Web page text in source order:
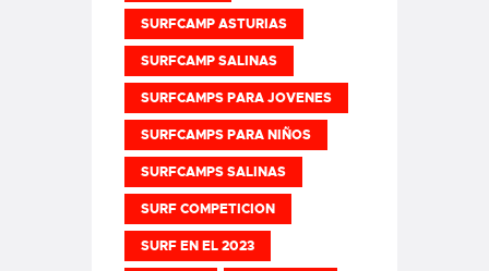
SURFCAMP ASTURIAS
SURFCAMP SALINAS
SURFCAMPS PARA JOVENES
SURFCAMPS PARA NIÑOS
SURFCAMPS SALINAS
SURF COMPETICION
SURF EN EL 2023